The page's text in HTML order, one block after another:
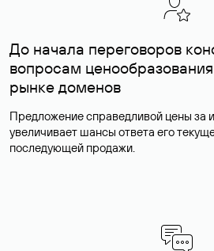
До начала переговоров
вопросам
рынке доменов
Предложение справедливой цены за
увеличивает шансы ответа его
последующей продажи.